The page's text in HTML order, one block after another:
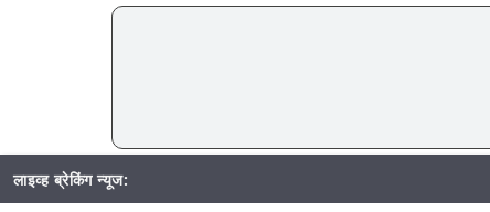
लाइव्ह ब्रेकिंग न्यूज: